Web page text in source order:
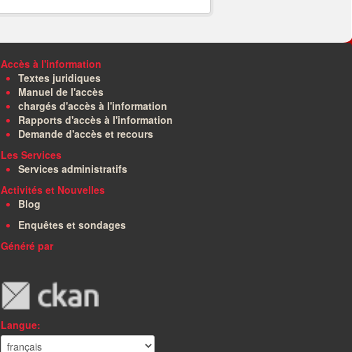
Accès à l'information
Textes juridiques
Manuel de l'accès
chargés d'accès à l'information
Rapports d'accès à l'information
Demande d'accès et recours
Les Services
Services administratifs
Activités et Nouvelles
Blog
Enquêtes et sondages
Généré par
Langue